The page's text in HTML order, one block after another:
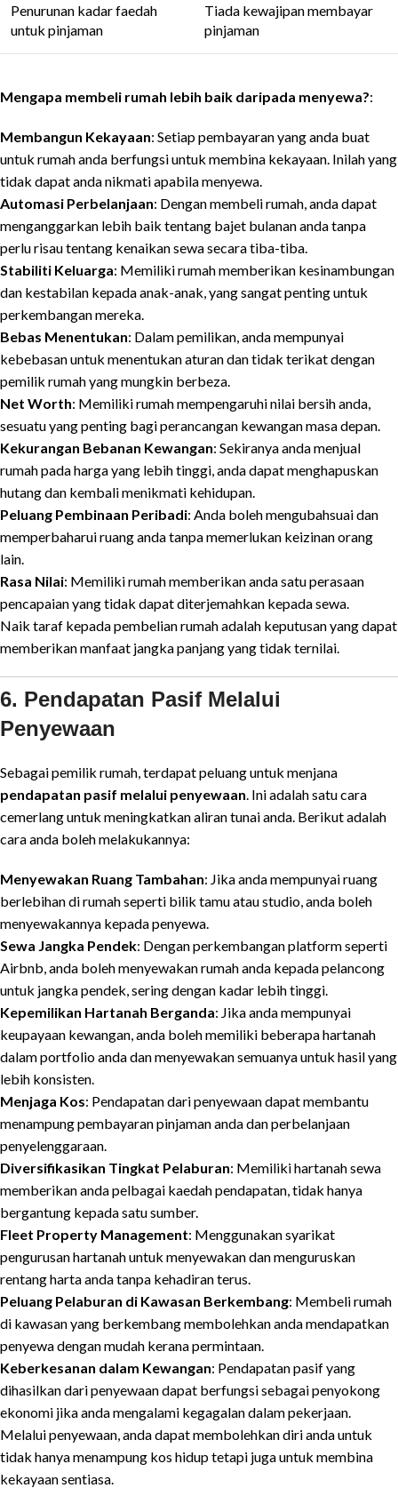
Penurunan kadar faedah
untuk pinjaman
Tiada kewajipan membayar
pinjaman
Mengapa membeli rumah lebih baik daripada menyewa?:
Membangun Kekayaan: Setiap pembayaran yang anda buat
untuk rumah anda berfungsi untuk membina kekayaan. Inilah yang
tidak dapat anda nikmati apabila menyewa.
Automasi Perbelanjaan: Dengan membeli rumah, anda dapat
menganggarkan lebih baik tentang bajet bulanan anda tanpa
perlu risau tentang kenaikan sewa secara tiba-tiba.
Stabiliti Keluarga: Memiliki rumah memberikan kesinambungan
dan kestabilan kepada anak-anak, yang sangat penting untuk
perkembangan mereka.
Bebas Menentukan: Dalam pemilikan, anda mempunyai
kebebasan untuk menentukan aturan dan tidak terikat dengan
pemilik rumah yang mungkin berbeza.
Net Worth: Memiliki rumah mempengaruhi nilai bersih anda,
sesuatu yang penting bagi perancangan kewangan masa depan.
Kekurangan Bebanan Kewangan: Sekiranya anda menjual
rumah pada harga yang lebih tinggi, anda dapat menghapuskan
hutang dan kembali menikmati kehidupan.
Peluang Pembinaan Peribadi: Anda boleh mengubahsuai dan
memperbaharui ruang anda tanpa memerlukan keizinan orang
lain.
Rasa Nilai: Memiliki rumah memberikan anda satu perasaan
pencapaian yang tidak dapat diterjemahkan kepada sewa.
Naik taraf kepada pembelian rumah adalah keputusan yang dapat
memberikan manfaat jangka panjang yang tidak ternilai.
6. Pendapatan Pasif Melalui
Penyewaan
Sebagai pemilik rumah, terdapat peluang untuk menjana
pendapatan pasif melalui penyewaan . Ini adalah satu cara
cemerlang untuk meningkatkan aliran tunai anda. Berikut adalah
cara anda boleh melakukannya:
Menyewakan Ruang Tambahan: Jika anda mempunyai ruang
berlebihan di rumah seperti bilik tamu atau studio, anda boleh
menyewakannya kepada penyewa.
Sewa Jangka Pendek: Dengan perkembangan platform seperti
Airbnb, anda boleh menyewakan rumah anda kepada pelancong
untuk jangka pendek, sering dengan kadar lebih tinggi.
Kepemilikan Hartanah Berganda: Jika anda mempunyai
keupayaan kewangan, anda boleh memiliki beberapa hartanah
dalam portfolio anda dan menyewakan semuanya untuk hasil yang
lebih konsisten.
Menjaga Kos: Pendapatan dari penyewaan dapat membantu
menampung pembayaran pinjaman anda dan perbelanjaan
penyelenggaraan.
Diversifikasikan Tingkat Pelaburan: Memiliki hartanah sewa
memberikan anda pelbagai kaedah pendapatan, tidak hanya
bergantung kepada satu sumber.
Fleet Property Management: Menggunakan syarikat
pengurusan hartanah untuk menyewakan dan menguruskan
rentang harta anda tanpa kehadiran terus.
Peluang Pelaburan di Kawasan Berkembang: Membeli rumah
di kawasan yang berkembang membolehkan anda mendapatkan
penyewa dengan mudah kerana permintaan.
Keberkesanan dalam Kewangan: Pendapatan pasif yang
dihasilkan dari penyewaan dapat berfungsi sebagai penyokong
ekonomi jika anda mengalami kegagalan dalam pekerjaan.
Melalui penyewaan, anda dapat membolehkan diri anda untuk
tidak hanya menampung kos hidup tetapi juga untuk membina
kekayaan sentiasa.